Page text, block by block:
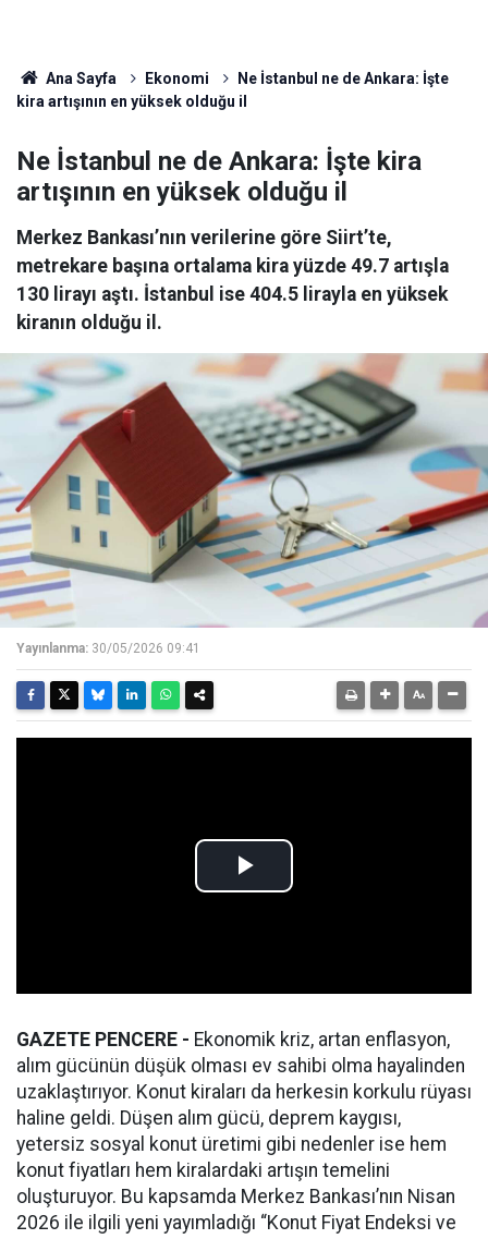
Ana Sayfa Ekonomi
Ne İstanbul ne de Ankara: İşte
kira artışının en yüksek olduğu il
Ne İstanbul ne de Ankara: İşte kira
artışının en yüksek olduğu il
Merkez Bankası’nın verilerine göre Siirt’te,
metrekare başına ortalama kira yüzde 49.7 artışla
130 lirayı aştı. İstanbul ise 404.5 lirayla en yüksek
kiranın olduğu il.
Yayınlanma: 30/05/2026 09:41
GAZETE PENCERE - Ekonomik kriz, artan enflasyon,
alım gücünün düşük olması ev sahibi olma hayalinden
uzaklaştırıyor. Konut kiraları da herkesin korkulu rüyası
haline geldi. Düşen alım gücü, deprem kaygısı,
yetersiz sosyal konut üretimi gibi nedenler ise hem
konut fiyatları hem kiralardaki artışın temelini
oluşturuyor. Bu kapsamda Merkez Bankası’nın Nisan
2026 ile ilgili yeni yayımladığı “Konut Fiyat Endeksi ve